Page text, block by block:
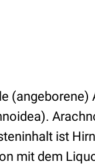
(angeborene)
ist
mit dem